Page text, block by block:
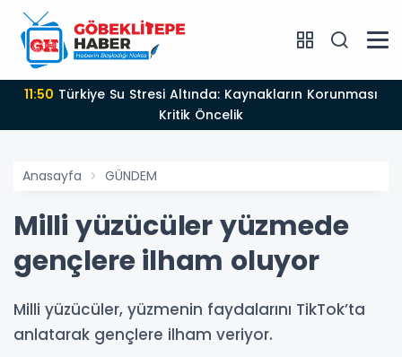
11:50
Kritik Öncelik
Anasayfa GÜNDEM
Milli yüzücüler yüzmede
gençlere ilham oluyor
Milli yüzücüler, yüzmenin faydalarını TikTok’ta
anlatarak gençlere ilham veriyor.